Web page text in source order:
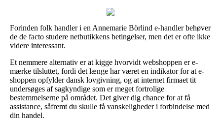
Forinden folk handler i en Annemarie Börlind e-handler behøver
de de facto studere netbutikkens betingelser, men det er ofte ikke
videre interessant.
Et nemmere alternativ er at kigge hvorvidt webshoppen er e-
mærke tilsluttet, fordi det længe har været en indikator for at e-
shoppen opfylder dansk lovgivning, og at internet firmaet tit
undersøges af sagkyndige som er meget fortrolige
bestemmelserne på området. Det giver dig chance for at få
assistance, såfremt du skulle få vanskeligheder i forbindelse med
din handel.